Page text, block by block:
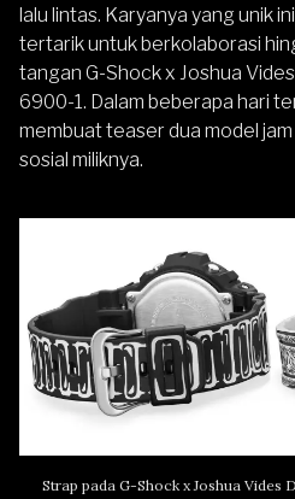
lalu lintas. Karyanya yang unik
tertarik untuk berkolaborasi
tangan G-Shock x Joshua
6900-1. Dalam beberapa hari
membuat teaser dua model
sosial miliknya.
Strap pada G-Shock x Joshua Vides